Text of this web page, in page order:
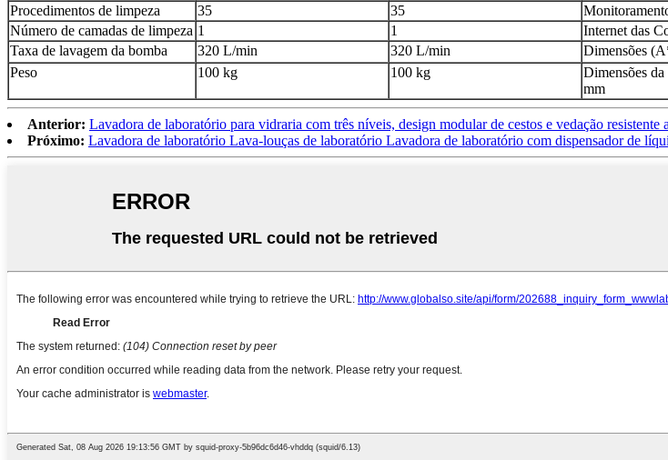
Procedimentos de limpeza
35 35
Número de camadas de limpeza 1 1 Internet das
Taxa de lavagem da bomba
320 L/min 320 L/min Dimensões
Peso 100 kg 100 kg
Dimensões
mm
Anterior: Lavadora de laboratório para vidraria com três níveis, design modular de cestos e vedação resistente
Próximo: Lavadora de laboratório Lava-louças de laboratório Lavadora de laboratório com dispensador de